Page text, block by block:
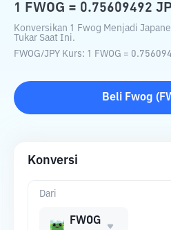
1 FWOG = 0.75609492
Konversikan 1 Fwog Menjadi
Tukar Saat Ini.
FWOG/JPY Kurs: 1 FWOG =
Beli Fwog (
Konversi
Dari
FWOG